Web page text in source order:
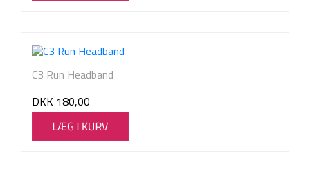
C3 Run Headband
DKK 180,00